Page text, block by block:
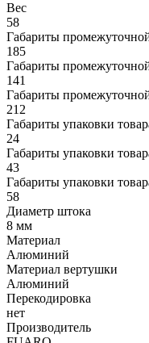
Вес
58
Габариты
185
Габариты
141
Габариты
212
Габариты упаковки
24
Габариты упаковки
43
Габариты упаковки
58
Диаметр штока
8 мм
Материал
Алюминий
Материал вертушки
Алюминий
Перекодировка
нет
Производитель